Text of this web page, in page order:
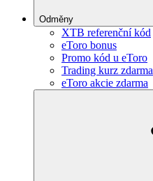
Odměny
XTB referenční kód
eToro bonus
Promo kód u eToro
Trading kurz zdarma
eToro akcie zdarma